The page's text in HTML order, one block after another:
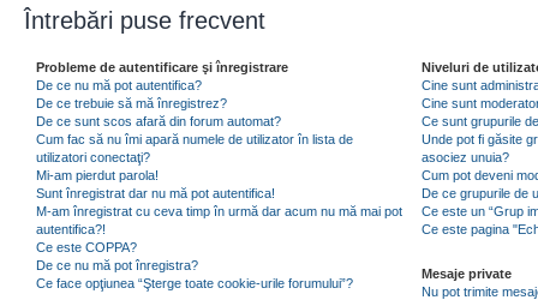
Întrebări puse frecvent
Probleme de autentificare şi înregistrare
De ce nu mă pot autentifica?
De ce trebuie să mă înregistrez?
De ce sunt scos afară din forum automat?
Cum fac să nu îmi apară numele de utilizator în lista de
utilizatori conectaţi?
Mi-am pierdut parola!
Sunt înregistrat dar nu mă pot autentifica!
M-am înregistrat cu ceva timp în urmă dar acum nu mă mai pot
autentifica?!
Ce este COPPA?
De ce nu mă pot înregistra?
Ce face opţiunea “Şterge toate cookie-urile forumului”?
Niveluri de
Cine sunt
Cine sunt
Ce sunt grupurile
Unde pot fi găsite
asociez unuia?
Cum pot deveni
De ce grupurile de
Ce este un “Grup
Ce este pagina
Mesaje private
Nu pot trimite